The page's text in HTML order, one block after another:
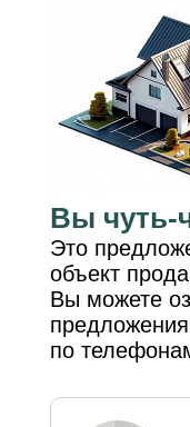
Вы чуть-
Это
объект
Вы можете
по